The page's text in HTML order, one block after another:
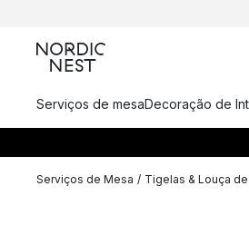
Serviços de mesaDecoração de
Serviços de Mesa / Tigelas & Louça